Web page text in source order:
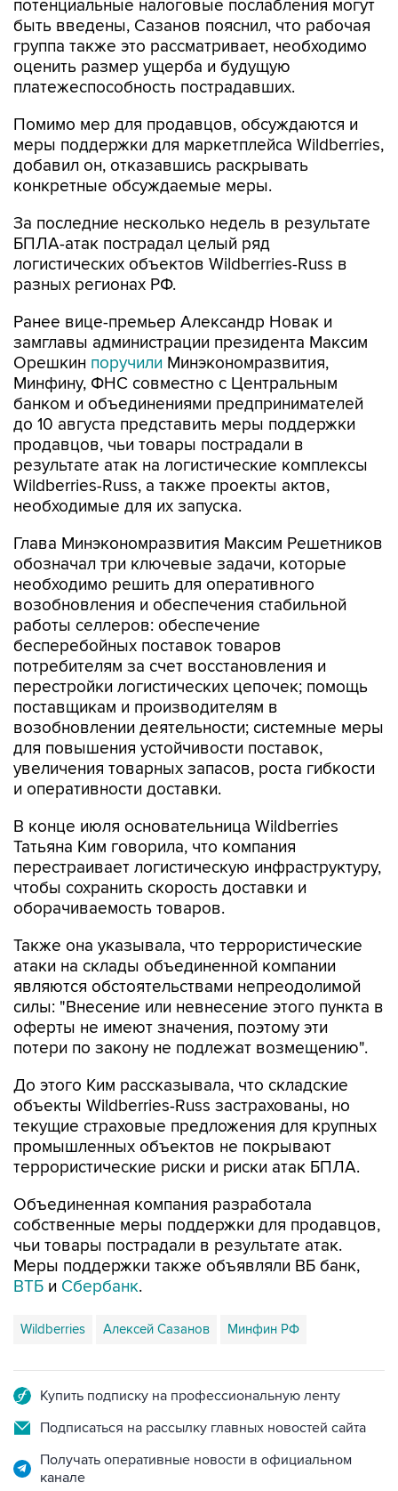
группа также это рассматривает, необходимо
оценить размер ущерба и будущую
платежеспособность пострадавших.
Помимо мер для продавцов, обсуждаются и
добавил он, отказавшись раскрывать
конкретные обсуждаемые меры.
За последние несколько недель в результате
логистических объектов Wildberries-Russ в
разных регионах РФ.
Ранее вице-премьер Александр Новак и
ОрешкинпоручилиМинэкономразвития,
Минфину, ФНС совместно с Центральным
банком и объединениями предпринимателей
до 10 августа представить меры поддержки
продавцов, чьи товары пострадали в
результате атак на логистические комплексы
Wildberries-Russ, а также проекты актов,
необходимые для их запуска.
Глава Минэкономразвития Максим Решетников
необходимо решить для оперативного
возобновления и обеспечения стабильной
работы селлеров: обеспечение
бесперебойных поставок товаров
потребителям за счет восстановления и
перестройки логистических цепочек; помощь
поставщикам и производителям в
возобновлении деятельности; системные меры
для повышения устойчивости поставок,
увеличения товарных запасов, роста гибкости
и оперативности доставки.
В конце июля основательница Wildberries
перестраивает логистическую инфраструктуру,
чтобы сохранить скорость доставки и
оборачиваемость товаров.
Также она указывала, что террористические
являются обстоятельствами непреодолимой
силы: "Внесение или невнесение этого пункта в
оферты не имеют значения, поэтому эти
потери по закону не подлежат возмещению".
До этого Ким рассказывала, что складские
текущие страховые предложения для крупных
промышленных объектов не покрывают
террористические риски и риски атак БПЛА.
Объединенная компания разработала
чьи товары пострадали в результате атак.
Меры поддержки также объявляли ВБ банк,
ВТБ иСбербанк.
Wildberries Алексей Сазанов
Подписаться на рассылку главных новостей сайта
Получать оперативные новости в официальном